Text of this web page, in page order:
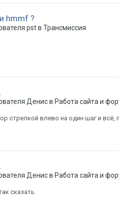
hmmf ?
pstв Трансмиссия
Денисв Работа сайта и
стрелкой влево на один шаг и всё,
Денисв Работа сайта и
сказать.